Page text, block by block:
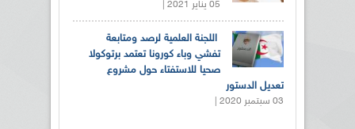
05 يناير 2021 |
اللجنة العلمية لرصد ومتابعة
تفشي وباء كورونا تعتمد برتوكولا
صحيا للاستفتاء حول مشروع
تعديل الدستور
03 سبتمبر 2020 |